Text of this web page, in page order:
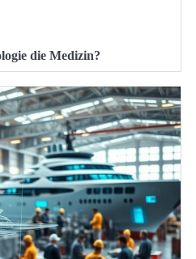
die Medizin?